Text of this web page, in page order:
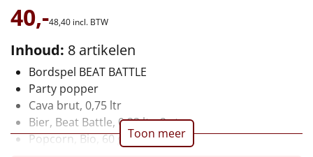
Duurzaam
Leuke
Goedkope
Uniek
40,-48,40 incl. BTW
Inhoud: 8 artikelen
Bordspel BEAT BATTLE
Party popper
Cava brut, 0,75 ltr
Bier, Beat Battle, 0,33 ltr, 2 st
Popcorn, Bio, 60 gr Toon meer